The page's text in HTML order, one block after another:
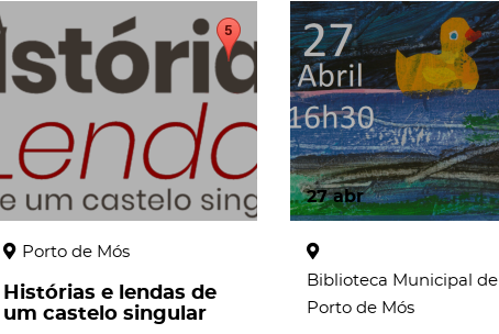
Porto de Mós
Histórias e lendas de
um castelo singular
27 abr
Biblioteca Municipal de
Porto de Mós